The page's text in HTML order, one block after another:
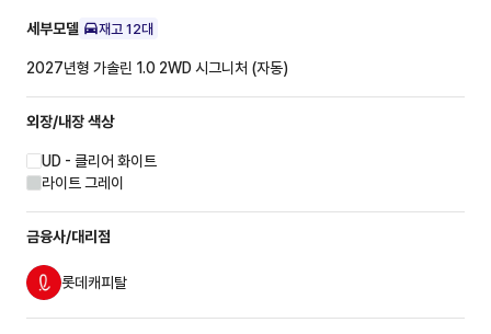
세부모델 재고 12대
2027년형 가솔린 1.0 2WD시그니처 (자동)
외장/내장색상
UD - 클리어 화이트
라이트 그레이
금융사/대리점
롯데캐피탈